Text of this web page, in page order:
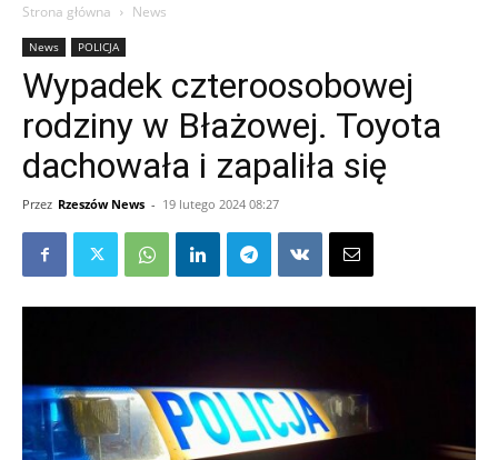
Strona główna News
News POLICJA
Wypadek czteroosobowej
rodziny w Błażowej. Toyota
dachowała i zapaliła się
Przez Rzeszów News - 19 lutego 2024 08:27